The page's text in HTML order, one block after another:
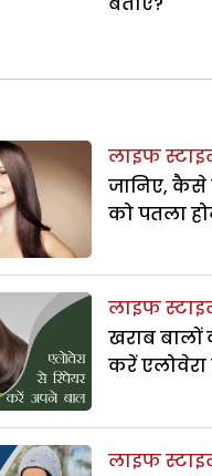
लाइफ
जानिए, कैसे
को पतला
लाइफ
खराब बालों
करें
लाइफ